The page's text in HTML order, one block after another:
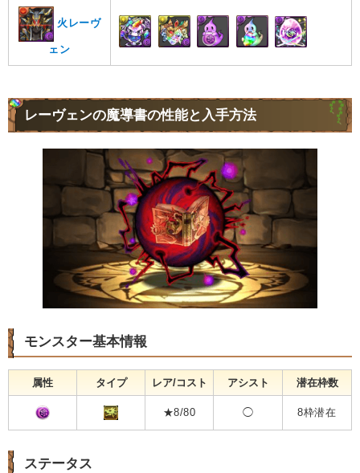
火レーヴ
ェン
レーヴェンの魔導書の性能と入手方法
モンスター基本情報
属性 タイプ レア/コスト アシスト 潜在枠数
★8/80 ◯ 8枠潜在
ステータス